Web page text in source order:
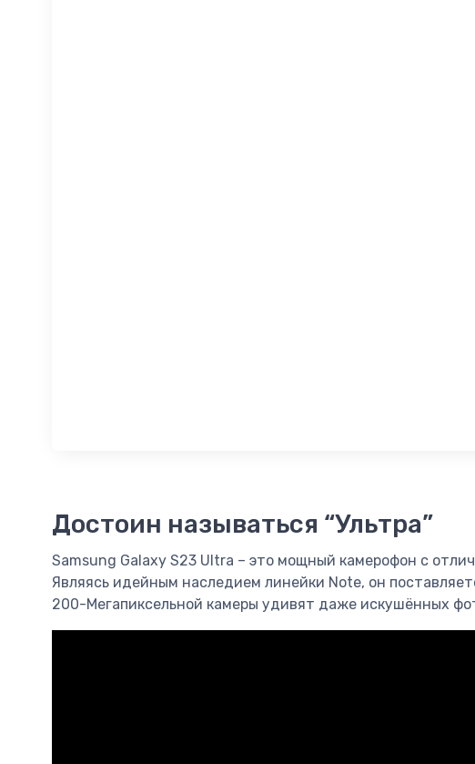
Достоин называться “Ультра”
Samsung Galaxy S23 Ultra – это мощный камерофон с
Являясь идейным наследием линейки Note, он
200-Мегапиксельной камеры удивят даже искушённых